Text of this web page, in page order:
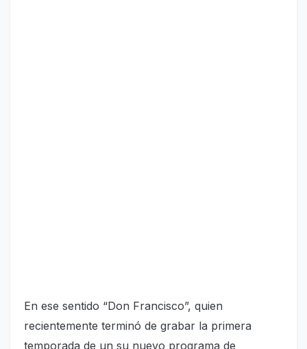
En ese sentido “Don Francisco”, quien
recientemente terminó de grabar la primera
temporada de un su nuevo programa de